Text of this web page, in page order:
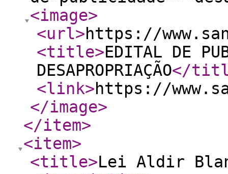
<image>
<url>https://
<title>EDITAL DE
DESAPROPRIAÇÃO</
<link>https://
</image>
</item>
<item>
<title>Lei Aldir